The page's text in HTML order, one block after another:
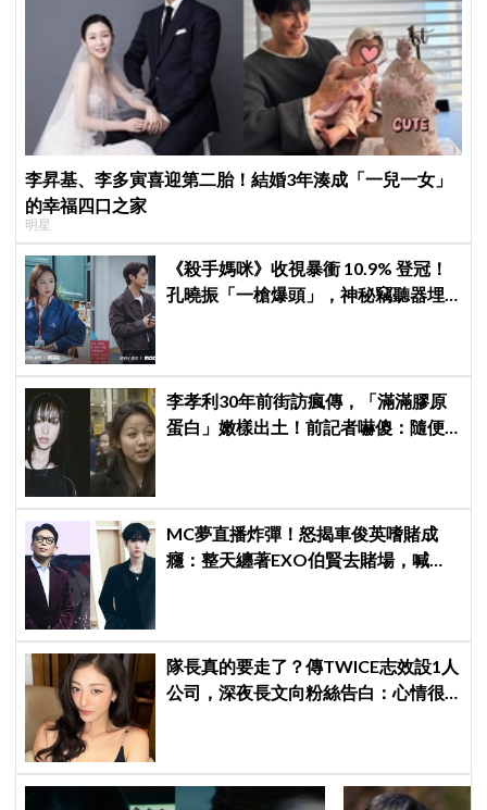
李昇基、李多寅喜迎第二胎！結婚3年湊成「一兒一女」
的幸福四口之家
明星
《殺手媽咪》收視暴衝 10.9% 登冠！
孔曉振「一槍爆頭」，神秘竊聽器埋
李孝利30年前街訪瘋傳，「滿滿膠原
蛋白」嫩樣出土！前記者嚇傻：隨便
MC夢直播炸彈！怒揭車俊英嗜賭成
癮：整天纏著EXO伯賢去賭場，喊話
隊長真的要走了？傳TWICE志效設1人
公司，深夜長文向粉絲告白：心情很